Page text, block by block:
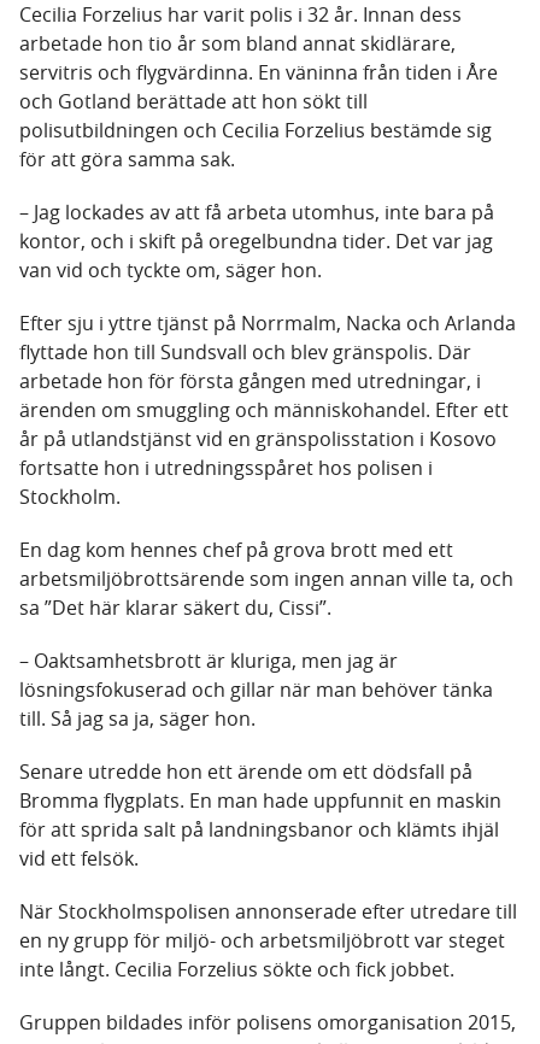
Cecilia Forzelius har varit polis i 32 år. Innan dess
arbetade hon tio år som bland annat skidlärare,
servitris och flygvärdinna. En väninna från tiden i Åre
och Gotland berättade att hon sökt till
polisutbildningen och Cecilia Forzelius bestämde sig
för att göra samma sak.
– Jag lockades av att få arbeta utomhus, inte bara på
kontor, och i skift på oregelbundna tider. Det var jag
van vid och tyckte om, säger hon.
Efter sju i yttre tjänst på Norrmalm, Nacka och Arlanda
flyttade hon till Sundsvall och blev gränspolis. Där
arbetade hon för första gången med utredningar, i
ärenden om smuggling och människohandel. Efter ett
år på utlandstjänst vid en gränspolisstation i Kosovo
fortsatte hon i utredningsspåret hos polisen i
Stockholm.
En dag kom hennes chef på grova brott med ett
arbetsmiljöbrottsärende som ingen annan ville ta, och
sa ”Det här klarar säkert du, Cissi”.
– Oaktsamhetsbrott är kluriga, men jag är
lösningsfokuserad och gillar när man behöver tänka
till. Så jag sa ja, säger hon.
Senare utredde hon ett ärende om ett dödsfall på
Bromma flygplats. En man hade uppfunnit en maskin
för att sprida salt på landningsbanor och klämts ihjäl
vid ett felsök.
När Stockholmspolisen annonserade efter utredare till
en ny grupp för miljö- och arbetsmiljöbrott var steget
inte långt. Cecilia Forzelius sökte och fick jobbet.
Gruppen bildades inför polisens omorganisation 2015,